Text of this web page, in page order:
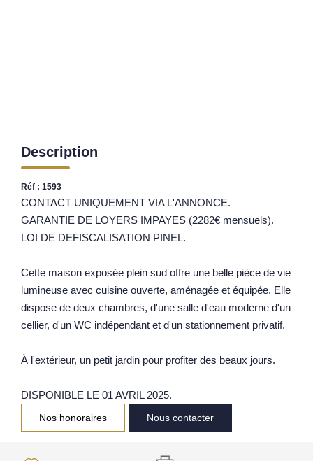
AGENCES
Notre Équipe
Parrainage
EXTRANET
Description
Réf : 1593
CONTACT UNIQUEMENT VIA L'ANNONCE.
GARANTIE DE LOYERS IMPAYES (2282€ mensuels).
LOI DE DEFISCALISATION PINEL.
Cette maison exposée plein sud offre une belle pièce de vie
lumineuse avec cuisine ouverte, aménagée et équipée. Elle
dispose de deux chambres, d'une salle d'eau moderne d'un
cellier, d'un WC indépendant et d'un stationnement privatif.
À l'extérieur, un petit jardin pour profiter des beaux jours.
DISPONIBLE LE 01 AVRIL 2025.
Nos honoraires Nous contacter